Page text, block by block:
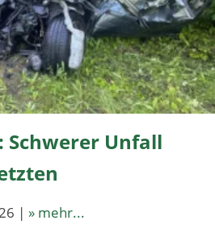
Unfall
| » mehr...